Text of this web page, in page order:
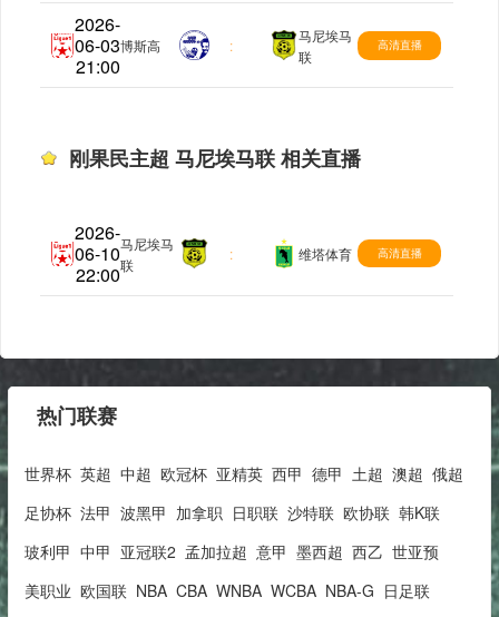
2026-
06-03
21:00
刚果民主超
博斯高 :
马尼埃马
联
高清直播
刚果民主超 马尼埃马联 相关直播
2026-
06-10
22:00
刚果民主超
马尼埃马
联
: 维塔体育 高清直播
热门联赛
世界杯 英超 中超 欧冠杯 亚精英 西甲 德甲 土超 澳超 俄超
足协杯 法甲 波黑甲 加拿职 日职联 沙特联 欧协联 韩K联
玻利甲 中甲 亚冠联2 孟加拉超 意甲 墨西超 西乙 世亚预
美职业 欧国联 NBA CBA WNBA WCBA NBA-G 日足联